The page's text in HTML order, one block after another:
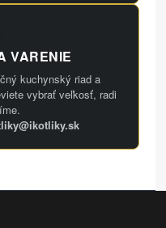
VARENIE
kuchynský riad a
vybrať veľkosť, radi